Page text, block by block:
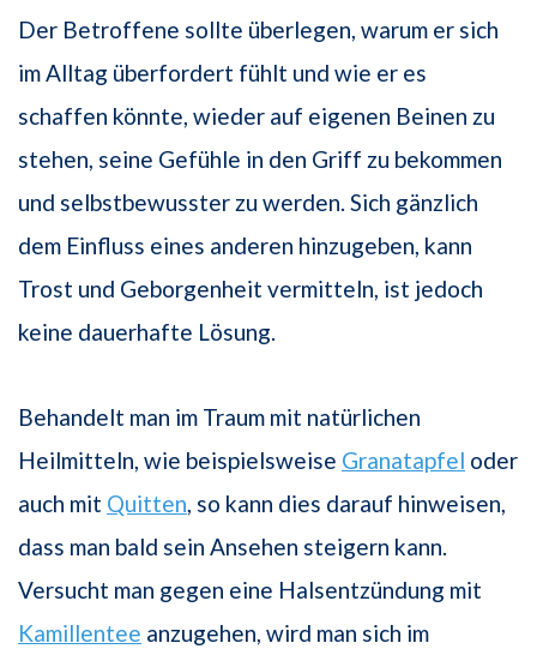
Der Betroffene sollte überlegen, warum er sich
im Alltag überfordert fühlt und wie er es
schaffen könnte, wieder auf eigenen Beinen zu
stehen, seine Gefühle in den Griff zu bekommen
und selbstbewusster zu werden. Sich gänzlich
dem Einfluss eines anderen hinzugeben, kann
Trost und Geborgenheit vermitteln, ist jedoch
keine dauerhafte Lösung.
Behandelt man im Traum mit natürlichen
Heilmitteln, wie beispielsweise Granatapfel oder
auch mit Quitten, so kann dies darauf hinweisen,
dass man bald sein Ansehen steigern kann.
Versucht man gegen eine Halsentzündung mit
Kamillentee anzugehen, wird man sich im